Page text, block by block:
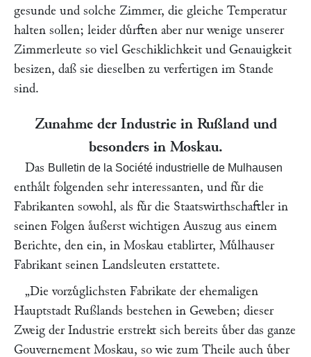
gesunde und solche Zimmer, die gleiche Temperatur
halten sollen; leider duͤrften aber nur wenige unserer
Zimmerleute so viel Geschiklichkeit und Genauigkeit
besizen, daß sie dieselben zu verfertigen im Stande
sind.
Zunahme der Industrie in Rußland und
besonders in Moskau.
Das Bulletin de la Société industrielle de Mulhausen
enthaͤlt folgenden sehr interessanten, und fuͤr die
Fabrikanten sowohl, als fuͤr die Staatswirthschaftler in
seinen Folgen aͤußerst wichtigen Auszug aus einem
Berichte, den ein, in Moskau etablirter, Muͤlhauser
Fabrikant seinen Landsleuten erstattete.
„Die vorzuͤglichsten Fabrikate der ehemaligen
Hauptstadt Rußlands bestehen in Geweben; dieser
Zweig der Industrie erstrekt sich bereits uͤber das ganze
Gouvernement Moskau, so wie zum Theile auch uͤber